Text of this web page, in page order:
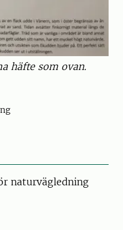
häfte som ovan.
naturvägledning